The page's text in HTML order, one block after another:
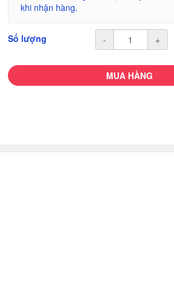
khi nhận hàng.
Số lượng - +
MUA HÀNG